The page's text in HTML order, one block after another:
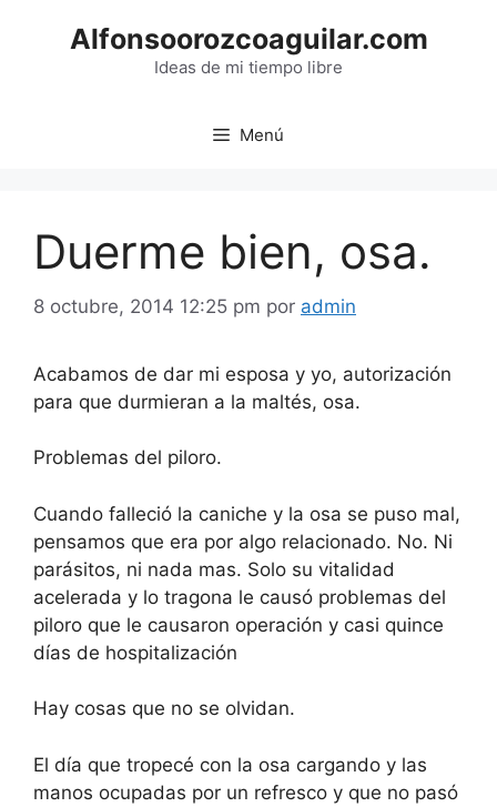
Alfonsoorozcoaguilar.com
Ideas de mi tiempo libre
Menú
Duerme bien, osa.
8 octubre, 2014 12:25 pm por admin
Acabamos de dar mi esposa y yo, autorización
para que durmieran a la maltés, osa.
Problemas del piloro.
Cuando falleció la caniche y la osa se puso mal,
pensamos que era por algo relacionado. No. Ni
parásitos, ni nada mas. Solo su vitalidad
acelerada y lo tragona le causó problemas del
piloro que le causaron operación y casi quince
días de hospitalización
Hay cosas que no se olvidan.
El día que tropecé con la osa cargando y las
manos ocupadas por un refresco y que no pasó